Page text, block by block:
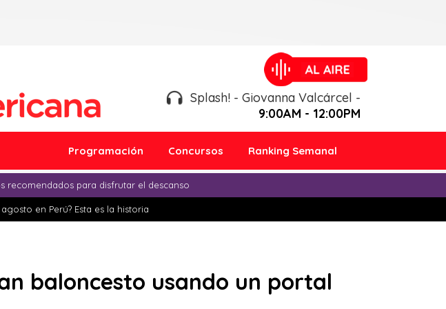
Splash! - Giovanna Valcárcel -
9:00AM - 12:00PM
Programación Concursos Ranking Semanal
recomendados para disfrutar el descanso
en Perú? Esta es la historia
baloncesto usando un portal